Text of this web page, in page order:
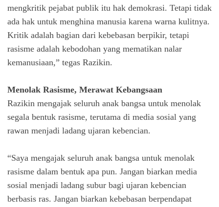
mengkritik pejabat publik itu hak demokrasi. Tetapi tidak
ada hak untuk menghina manusia karena warna kulitnya.
Kritik adalah bagian dari kebebasan berpikir, tetapi
rasisme adalah kebodohan yang mematikan nalar
kemanusiaan,” tegas Razikin.
Menolak Rasisme, Merawat Kebangsaan
Razikin mengajak seluruh anak bangsa untuk menolak
segala bentuk rasisme, terutama di media sosial yang
rawan menjadi ladang ujaran kebencian.
“Saya mengajak seluruh anak bangsa untuk menolak
rasisme dalam bentuk apa pun. Jangan biarkan media
sosial menjadi ladang subur bagi ujaran kebencian
berbasis ras. Jangan biarkan kebebasan berpendapat